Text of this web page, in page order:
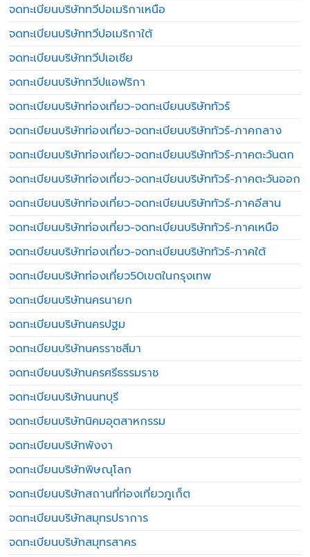
จดทะเบียนบริษัททวีปอเมริกาเหนือ
จดทะเบียนบริษัททวีปอเมริกาใต้
จดทะเบียนบริษัททวีปเอเชีย
จดทะเบียนบริษัททวีปแอฟริกา
จดทะเบียนบริษัทท่องเที่ยว-จดทะเบียนบริษัททัวร์
จดทะเบียนบริษัทท่องเที่ยว-จดทะเบียนบริษัททัวร์-ภาคกลาง
จดทะเบียนบริษัทท่องเที่ยว-จดทะเบียนบริษัททัวร์-ภาคตะวันตก
จดทะเบียนบริษัทท่องเที่ยว-จดทะเบียนบริษัททัวร์-ภาคตะวันออก
จดทะเบียนบริษัทท่องเที่ยว-จดทะเบียนบริษัททัวร์-ภาคอีสาน
จดทะเบียนบริษัทท่องเที่ยว-จดทะเบียนบริษัททัวร์-ภาคเหนือ
จดทะเบียนบริษัทท่องเที่ยว-จดทะเบียนบริษัททัวร์-ภาคใต้
จดทะเบียนบริษัทท่องเที่ยว50เขตในกรุงเทพ
จดทะเบียนบริษัทนครนายก
จดทะเบียนบริษัทนครปฐม
จดทะเบียนบริษัทนครราชสีมา
จดทะเบียนบริษัทนครศรีธรรมราช
จดทะเบียนบริษัทนนทบุรี
จดทะเบียนบริษัทนิคมอุตสาหกรรม
จดทะเบียนบริษัทพังงา
จดทะเบียนบริษัทพิษณุโลก
จดทะเบียนบริษัทสถานที่ท่องเที่ยวภูเก็ต
จดทะเบียนบริษัทสมุทรปราการ
จดทะเบียนบริษัทสมุทรสาคร